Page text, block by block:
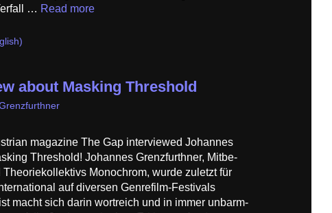
… Read more
about Masking Threshold
magazine The Gap interviewed Johannes
Threshold! Johannes Grenzfurthner, Mitbe­
Monochrom, wurde zuletzt für
auf diversen Genrefilm-Festivals
macht sich darin wortreich und in immer unbarm­